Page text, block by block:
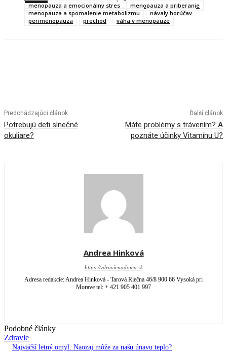
menopauza a emocionálny stres
menopauza a priberanie
menopauza a spomalenie metabolizmu
návaly horúčav
perimenopauza
prechod váha v menopauze
Predchádzajúci článok
Potrebujú deti slnečné
okuliare?
Ďalší článok
Máte problémy s trávením? A
poznáte účinky Vitamínu U?
Andrea Hinková
https://zdravienadoma.sk
Adresa redakcie: Andrea Hinková - Tarová Riečna 46/8 900 66 Vysoká pri
Morave tel: + 421 905 401 997
Podobné články
Zdravie
Najväčší letný omyl. Naozaj môže za našu únavu teplo?